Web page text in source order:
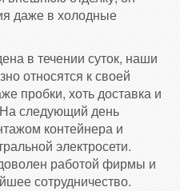
даже в холодные
в течении суток, наши
относятся к своей
пробки, хоть доставка и
следующий день
контейнера и
электросети.
работой фирмы и
сотрудничество.